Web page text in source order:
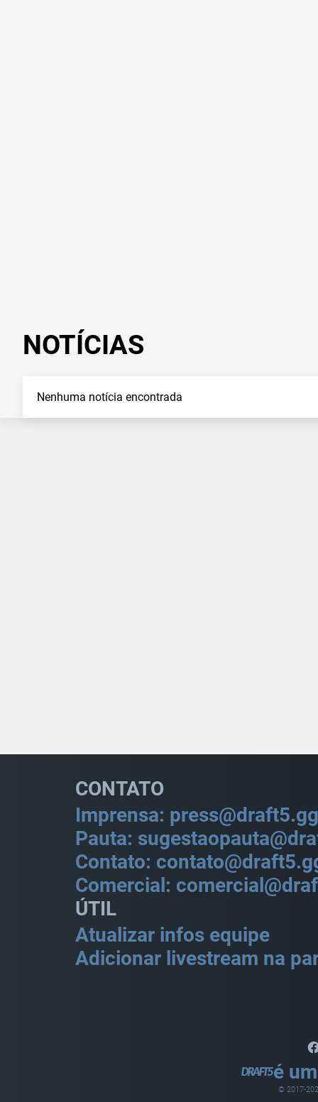
NOTÍCIAS
Nenhuma notícia encontrada
CONTATO
Imprensa: press@draft5.gg
Pauta:
Contato:
Comercial:
ÚTIL
Atualizar infos equipe
Adicionar livestream na
é
© 2017-